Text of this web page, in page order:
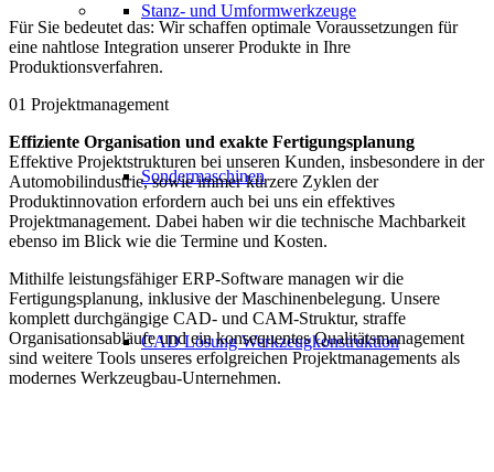
Stanz- und Umformwerkzeuge
Sondermaschinen
CAD Lösung Werkzeugkonstruktion
Für Sie bedeutet das: Wir schaffen optimale Voraussetzungen für
eine nahtlose Integration unserer Produkte in Ihre
Produktionsverfahren.
01 Projektmanagement
Effiziente Organisation und exakte Fertigungsplanung
Effektive Projektstrukturen bei unseren Kunden, insbesondere in der
Automobilindustrie, sowie immer kürzere Zyklen der
Produktinnovation erfordern auch bei uns ein effektives
Projektmanagement. Dabei haben wir die technische Machbarkeit
ebenso im Blick wie die Termine und Kosten.
Mithilfe leistungsfähiger ERP-Software managen wir die
Fertigungsplanung, inklusive der Maschinenbelegung. Unsere
komplett durchgängige CAD- und CAM-Struktur, straffe
Organisationsabläufe und ein konsequentes Qualitätsmanagement
sind weitere Tools unseres erfolgreichen Projektmanagements als
modernes Werkzeugbau-Unternehmen.